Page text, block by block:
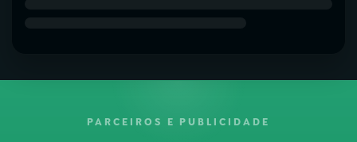
PARCEIROS E PUBLICIDADE